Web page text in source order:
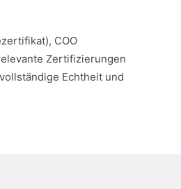
COO
Zertifizierungen
Echtheit und